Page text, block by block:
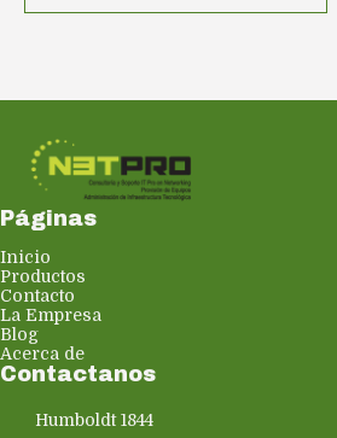
Páginas
Inicio
Productos
Contacto
La Empresa
Blog
Acerca de
Contactanos
Humboldt 1844